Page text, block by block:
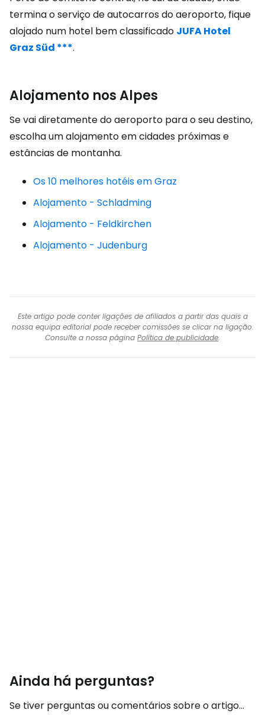
termina o serviço de autocarros do aeroporto, fique
alojado num hotel bem classificado JUFA Hotel
Graz Süd ***.
Alojamento nos Alpes
Se vai diretamente do aeroporto para o seu destino,
escolha um alojamento em cidades próximas e
estâncias de montanha.
Os 10 melhores hotéis em Graz
Alojamento - Schladming
Alojamento - Feldkirchen
Alojamento - Judenburg
Este artigo pode conter ligações de afiliados a partir das quais a
nossa equipa editorial pode receber comissões se clicar na ligação.
Consulte a nossa página Política de publicidade.
Ainda há perguntas?
Se tiver perguntas ou comentários sobre o artigo...